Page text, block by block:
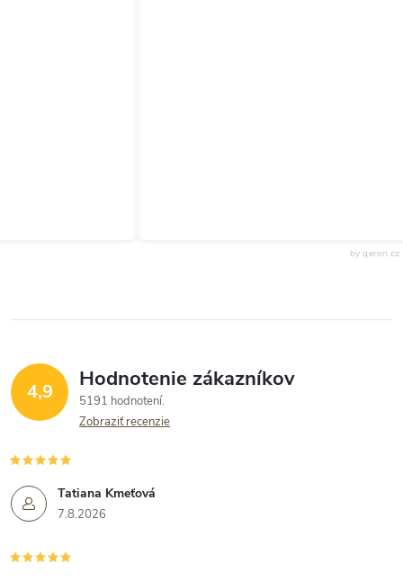
by qeron.cz
4,9 Hodnotenie zákazníkov
5191 hodnotení
Zobraziť recenzie
Tatiana Kmeťová
7.8.2026